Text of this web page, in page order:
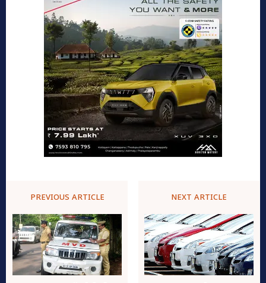
PREVIOUS ARTICLE NEXT ARTICLE